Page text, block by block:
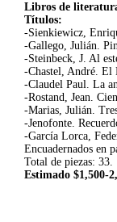
Libros de
Títulos:
-Sienkiewicz,
-Gallego, Julián.
-Steinbeck, J. Al
-Chastel, André. El
-Claudel Paul. La
-Rostand, Jean.
-Marias, Julián.
-Jenofonte.
-García Lorca,
Encuadernados en
Total de piezas: 33.
Estimado $1,500-